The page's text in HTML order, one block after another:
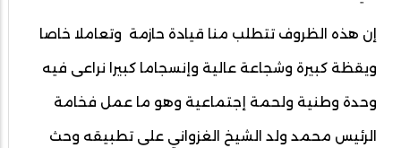
إن هذه الظروف تتطلب منا قيادة حازمة وتعاملا خاصا
ويقظة كبيرة وشجاعة عالية وإنسجاما كبيرا نراعى فيه
وحدة وطنية ولحمة إجتماعية وهو ما عمل فخامة
الرئيس محمد ولد الشيخ الغزواني على تطبيقه وحث